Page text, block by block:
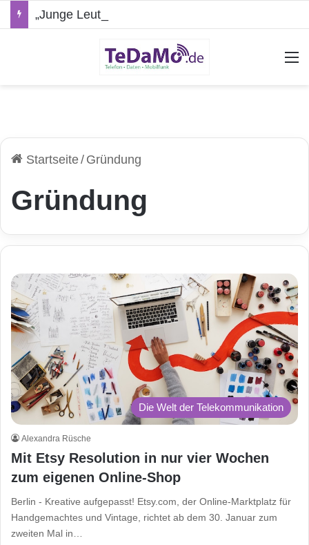
Startseite/ Gründung
Gründung
Die Welt der Telekommunikation
Alexandra Rüsche
Mit Etsy Resolution in nur vier Wochen
zum eigenen Online-Shop
Berlin - Kreative aufgepasst! Etsy.com, der Online-Marktplatz für
Handgemachtes und Vintage, richtet ab dem 30. Januar zum
zweiten Mal in…